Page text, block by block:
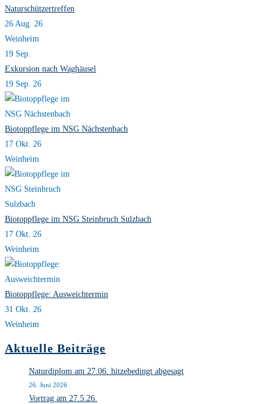
Naturschützertreffen
26 Aug. 26
Weinheim
19 Sep.
Exkursion nach Waghäusel
19 Sep. 26
Biotoppflege im NSG Nächstenbach
17 Okt. 26
Weinheim
Biotoppflege im NSG Steinbruch Sulzbach
17 Okt. 26
Weinheim
Biotoppflege: Ausweichtermin
31 Okt. 26
Weinheim
Aktuelle Beiträge
Naturdiplom am 27.06. hitzebedingt abgesagt
26. Juni 2026
Vortrag am 27.5.26.